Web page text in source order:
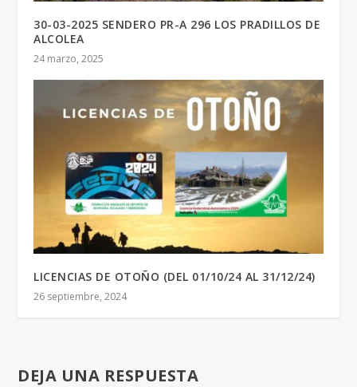
30-03-2025 SENDERO PR-A 296 LOS PRADILLOS DE
ALCOLEA
24 marzo, 2025
LICENCIAS DE OTOÑO (DEL 01/10/24 AL 31/12/24)
26 septiembre, 2024
DEJA UNA RESPUESTA